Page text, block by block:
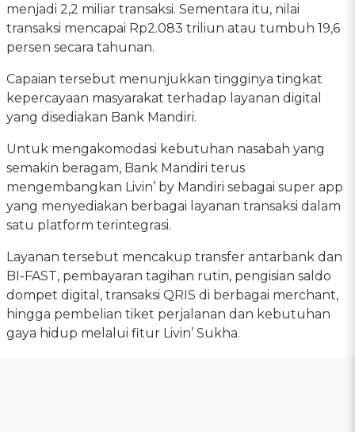
menjadi 2,2 miliar transaksi. Sementara itu, nilai
transaksi mencapai Rp2.083 triliun atau tumbuh 19,6
persen secara tahunan.
Capaian tersebut menunjukkan tingginya tingkat
kepercayaan masyarakat terhadap layanan digital
yang disediakan Bank Mandiri.
Untuk mengakomodasi kebutuhan nasabah yang
semakin beragam, Bank Mandiri terus
mengembangkan Livin’ by Mandiri sebagai super app
yang menyediakan berbagai layanan transaksi dalam
satu platform terintegrasi.
Layanan tersebut mencakup transfer antarbank dan
BI-FAST, pembayaran tagihan rutin, pengisian saldo
dompet digital, transaksi QRIS di berbagai merchant,
hingga pembelian tiket perjalanan dan kebutuhan
gaya hidup melalui fitur Livin’ Sukha.